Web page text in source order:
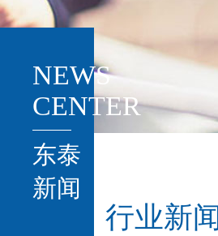
NEWS
CENTER
东泰
新闻
行业新闻